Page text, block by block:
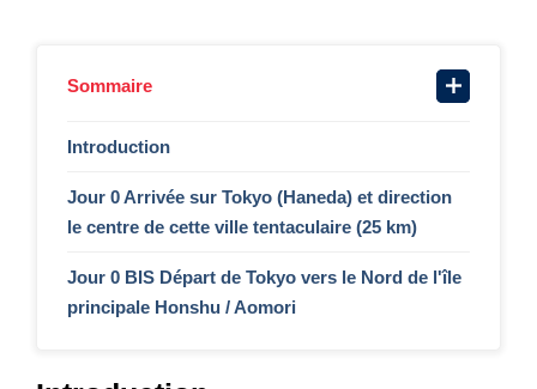
Sommaire
Introduction
Jour 0 Arrivée sur Tokyo (Haneda) et direction
le centre de cette ville tentaculaire (25 km)
Jour 0 BIS Départ de Tokyo vers le Nord de l'île
principale Honshu / Aomori